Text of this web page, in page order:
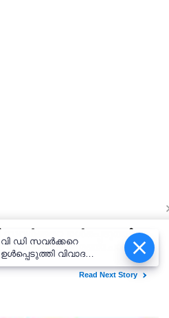
വി ഡി സവർക്കറെ
ഉൾപ്പെടുത്തി വിവാദ
ചോദ്യാവലി; മഞ്ചേശ്വരം
എഇഒ ആർഎസ്എസ്
എംഎസ്എഫ്